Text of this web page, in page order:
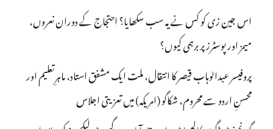
اس جین زی کو کس نے یہ سب سکھایا؟ احتجاج کے دوران نعروں،
میمز اور پوسٹرز پر برہمی کیوں؟
پروفیسر عبدالوہاب قیصر کا انتقال، ملت ایک مشفق استاد، ماہرِتعلیم اور
محسنِ اردو سے محروم، شکاگو (امریکہ) میں تعزیتی اجلاس